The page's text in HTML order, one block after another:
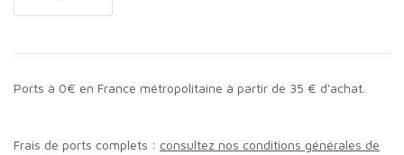
Ports à 0€ en France métropolitaine à partir de 35 € d'achat.
Frais de ports complets : consultez nos conditions générales de